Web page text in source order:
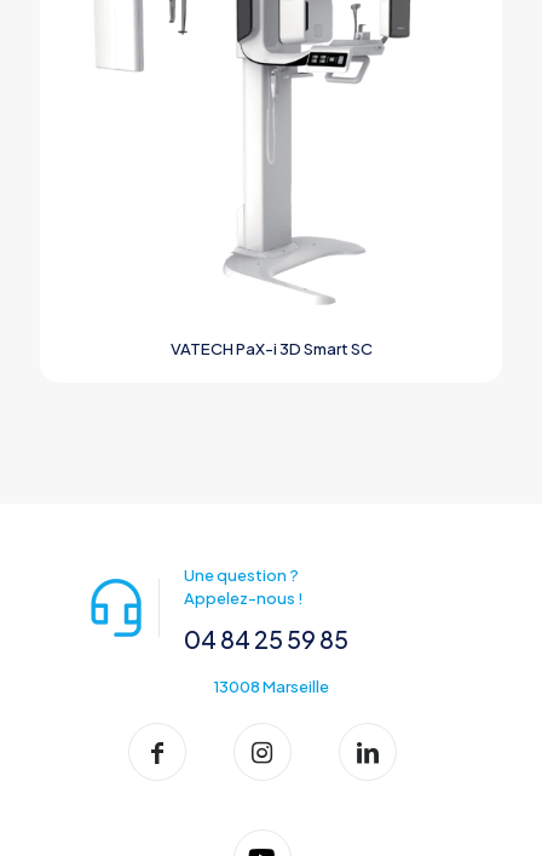
VATECH PaX-i 3D Smart SC
Une question ?
Appelez-nous !
04 84 25 59 85
13008 Marseille